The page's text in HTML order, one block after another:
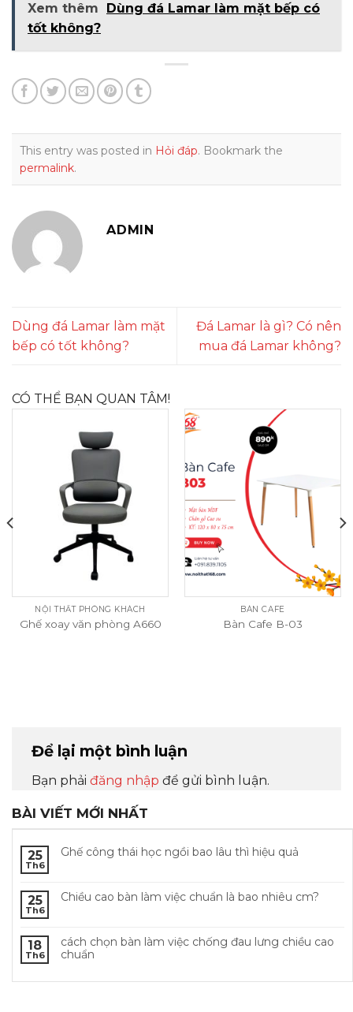
BÀI VIẾT MỚI NHẤT
25
Th6
Ghế công thái học ngồi bao lâu thì hiệu quả
25
Th6
Chiều cao bàn làm việc chuẩn là bao nhiêu cm?
18
Th6
cách chọn bàn làm việc chống đau lưng chiều cao
chuẩn
Xem thêm
Dùng đá Lamar làm mặt bếp có
tốt không?
This entry was posted in Hỏi đáp. Bookmark the
permalink.
ADMIN
Dùng đá Lamar làm mặt
bếp có tốt không?
Đá Lamar là gì? Có nên
mua đá Lamar không?
CÓ THỂ BẠN QUAN TÂM!
NỘI THẤT PHÒNG KHÁCH
Ghế xoay văn phòng A660
BÀN CAFE
Bàn Cafe B-03
Để lại một bình luận
Bạn phải đăng nhập để gửi bình luận.